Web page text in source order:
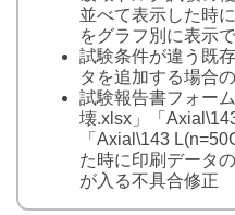
並べて表示した時
をグラフ別に表示
試験条件が違う既
タを追加する場合
試験報告書フォー
壊.xlsx」「
「Axial\143
た時に印刷データ
が入る不具合修正